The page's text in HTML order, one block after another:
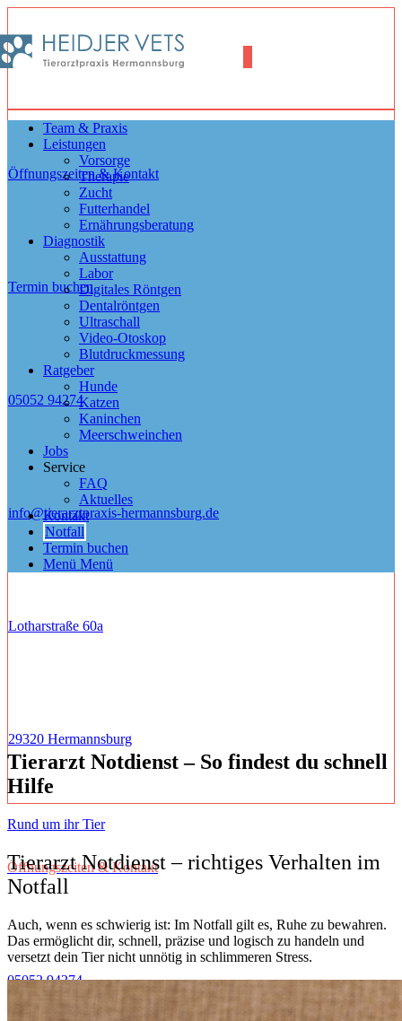
Öffnungszeiten & Kontakt
Termin buchen
05052 94274
info@tierarztpraxis-hermannsburg.de
Lotharstraße 60a
29320 Hermannsburg
Öffnungszeiten & Kontakt
05052 94274
Team & Praxis
Leistungen
Vorsorge
Therapie
Zucht
Futterhandel
Ernährungsberatung
Diagnostik
Ausstattung
Labor
Digitales Röntgen
Dentalröntgen
Ultraschall
Video-Otoskop
Blutdruckmessung
Ratgeber
Hunde
Katzen
Kaninchen
Meerschweinchen
Jobs
Service
FAQ
Aktuelles
Kontakt
Notfall
Termin buchen
Menü Menü
Tierarzt Notdienst – So findest du schnell
Hilfe
Rund um ihr Tier
Tierarzt Notdienst – richtiges Verhalten im
Notfall
Auch, wenn es schwierig ist: Im Notfall gilt es, Ruhe zu bewahren.
Das ermöglicht dir, schnell, präzise und logisch zu handeln und
versetzt dein Tier nicht unnötig in schlimmeren Stress.